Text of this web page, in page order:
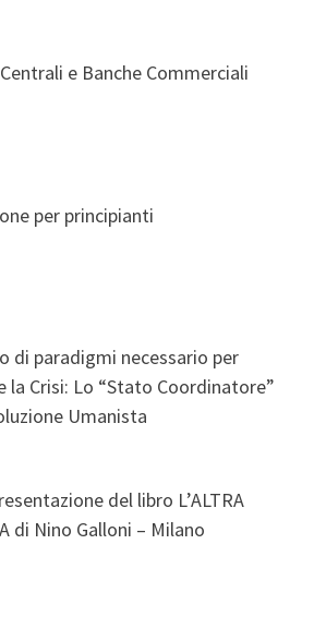
e Banche Commerciali
per principianti
di paradigmi necessario per
la Crisi: Lo “Stato Coordinatore”
Umanista
del libro L’ALTRA
di Nino Galloni – Milano